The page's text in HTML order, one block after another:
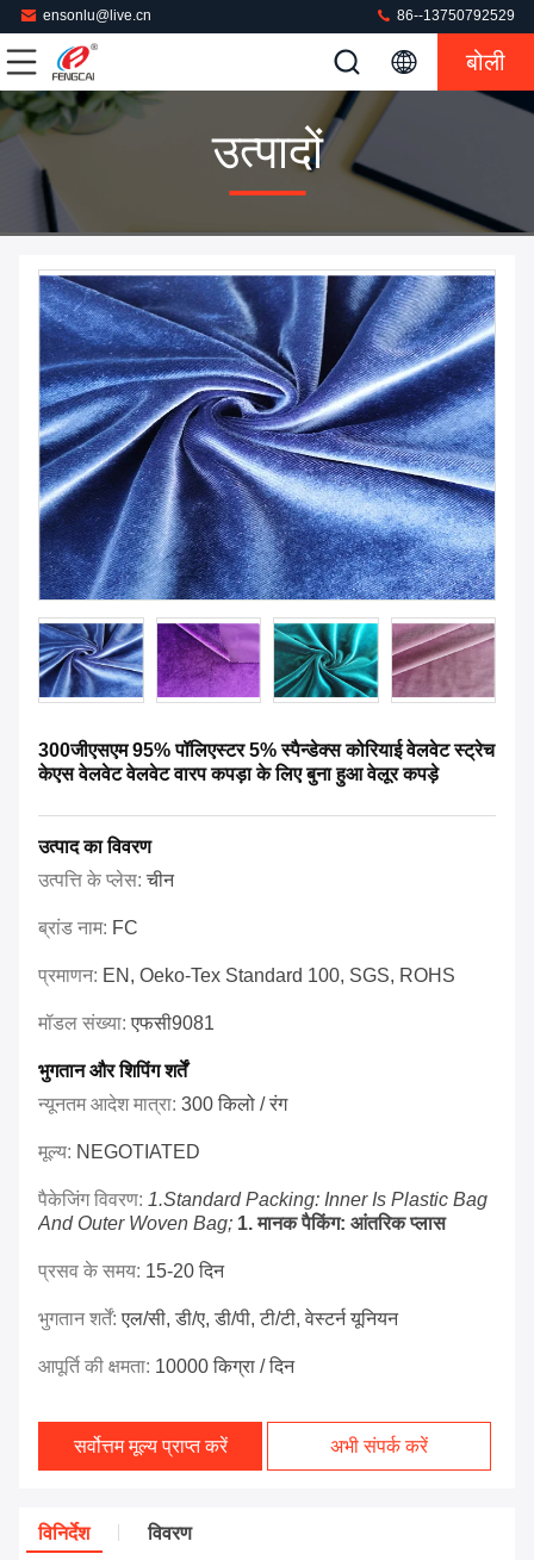
ensonlu@live.cn 86--13750792529
बोली
उत्पादों
300जीएसएम 95% पॉलिएस्टर 5% स्पैन्डेक्स कोरियाई वेलवेट स्ट्रेच
केएस वेलवेट वेलवेट वारप कपड़ा के लिए बुना हुआ वेलूर कपड़े
उत्पाद का विवरण
उत्पत्ति के प्लेस:चीन
ब्रांड नाम: FC
प्रमाणन: EN, Oeko-Tex Standard 100, SGS, ROHS
मॉडल संख्या:एफसी9081
भुगतान और शिपिंग शर्तें
न्यूनतम आदेश मात्रा: 300 किलो / रंग
मूल्य: NEGOTIATED
पैकेजिंग विवरण: 1.Standard Packing: Inner Is Plastic Bag
And Outer Woven Bag; 1. मानक पैकिंग: आंतरिक प्लास
प्रसव के समय: 15-20 दिन
भुगतान शर्तें:एल/सी, डी/ए, डी/पी, टी/टी, वेस्टर्न यूनियन
आपूर्ति की क्षमता: 10000 किग्रा / दिन
सर्वोत्तम मूल्य प्राप्त करें अभी संपर्क करें
विनिर्देश विवरण